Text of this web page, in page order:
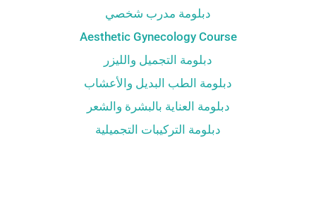
دبلومة مدرب شخصي
Aesthetic Gynecology Course
دبلومة التجميل والليزر
دبلومة الطب البديل والأعشاب
دبلومة العناية بالبشرة والشعر
دبلومة التركيبات التجميلية